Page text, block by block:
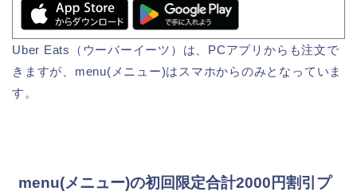
Uber Eats（ウーバーイーツ）は、PCアプリからも注文で
きますが、menu(メニュー)はスマホからのみとなっていま
す。
menu(メニュー)の初回限定合計2000円割引プ